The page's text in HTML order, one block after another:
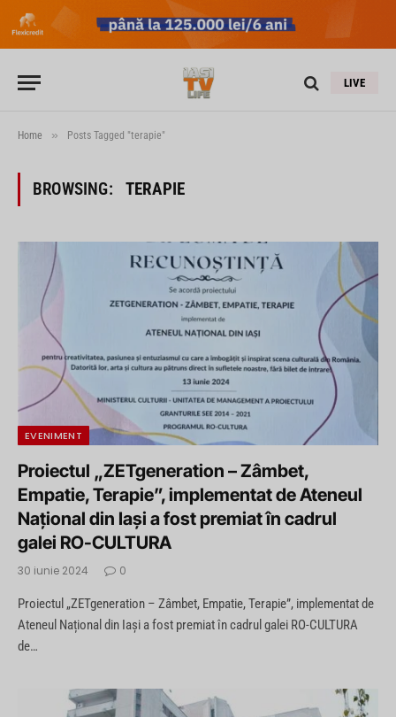
LIVE
Home » Posts Tagged "terapie"
BROWSING: TERAPIE
EVENIMENT
Proiectul „ZETgeneration – Zâmbet,
Empatie, Terapie”, implementat de Ateneul
Național din Iași a fost premiat în cadrul
galei RO-CULTURA
30 iunie 2024 0
Proiectul „ZETgeneration – Zâmbet, Empatie, Terapie”, implementat de
Ateneul Național din Iași a fost premiat în cadrul galei RO-CULTURA
de…